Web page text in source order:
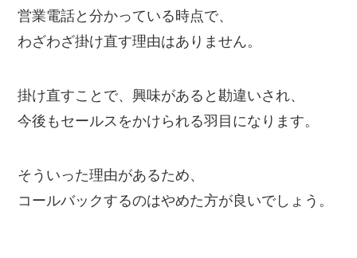
営業電話と分かっている時点で、
わざわざ掛け直す理由はありません。
掛け直すことで、興味があると勘違いされ、
今後もセールスをかけられる羽目になります。
そういった理由があるため、
コールバックするのはやめた方が良いでしょう。